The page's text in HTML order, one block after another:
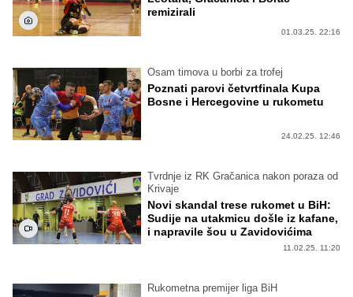
remizirali
01.03.25. 22:16
Osam timova u borbi za trofej
Poznati parovi četvrtfinala Kupa
Bosne i Hercegovine u rukometu
24.02.25. 12:46
Tvrdnje iz RK Gračanica nakon poraza od
Krivaje
Novi skandal trese rukomet u BiH:
Sudije na utakmicu došle iz kafane,
i napravile šou u Zavidovićima
11.02.25. 11:20
Rukometna premijer liga BiH